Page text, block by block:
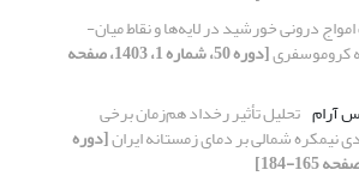
امواج درونی خورشید در لایه‌ها و نقاط میان-
کروموسفری [دوره 50، شماره 1، 1403، صفحه
آرام تحلیل تأثیر رخداد هم‌زمان برخی
شمالی بر دمای زمستانه ایران[دوره